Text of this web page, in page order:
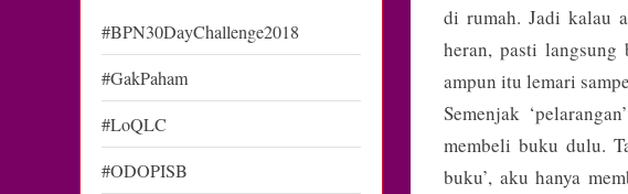
di rumah. Jadi kalau
heran, pasti langsung
ampun itu lemari
Semenjak
membeli buku dulu.
buku’, aku hanya
#BPN30DayChallenge2018
#GakPaham
#LoQLC
#ODOPISB